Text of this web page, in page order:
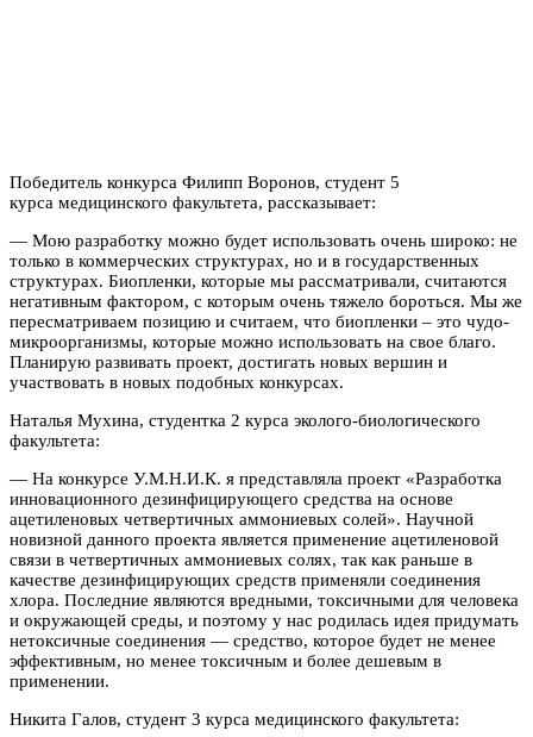
Победитель конкурса Филипп Воронов, студент 5
курса медицинского факультета, рассказывает:
— Мою разработку можно будет использовать очень широко: не
только в коммерческих структурах, но и в государственных
структурах. Биопленки, которые мы рассматривали, считаются
негативным фактором, с которым очень тяжело бороться. Мы же
пересматриваем позицию и считаем, что биопленки – это чудо-
микроорганизмы, которые можно использовать на свое благо.
Планирую развивать проект, достигать новых вершин и
участвовать в новых подобных конкурсах.
Наталья Мухина, студентка 2 курса эколого-биологического
факультета:
— На конкурсе У.М.Н.И.К. я представляла проект «Разработка
инновационного дезинфицирующего средства на основе
ацетиленовых четвертичных аммониевых солей». Научной
новизной данного проекта является применение ацетиленовой
связи в четвертичных аммониевых солях, так как раньше в
качестве дезинфицирующих средств применяли соединения
хлора. Последние являются вредными, токсичными для человека
и окружающей среды, и поэтому у нас родилась идея придумать
нетоксичные соединения — средство, которое будет не менее
эффективным, но менее токсичным и более дешевым в
применении.
Никита Галов, студент 3 курса медицинского факультета: